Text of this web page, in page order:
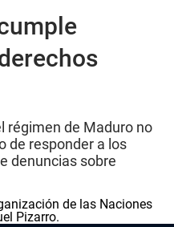
régimen de Maduro no
de responder a los
denuncias sobre